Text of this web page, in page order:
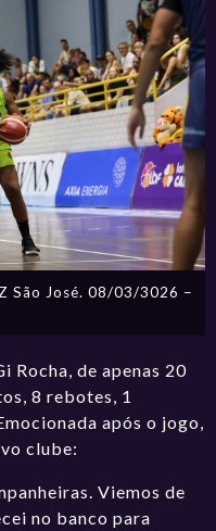
São José. 08/03/3026 –
Rocha, de apenas 20
8 rebotes, 1
após o jogo,
clube:
Viemos de
no banco para